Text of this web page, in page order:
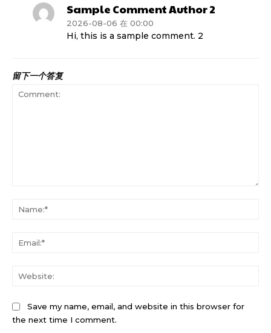
Sample Comment Author 2
2026-08-06 在 00:00
Hi, this is a sample comment. 2
留下一个答复
Save my name, email, and website in this browser for
the next time I comment.